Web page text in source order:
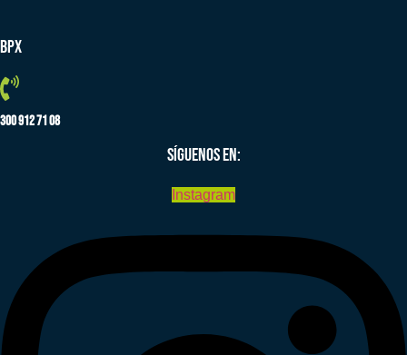
BPX
300 912 71 08
SÍGUENOS EN:
Instagram